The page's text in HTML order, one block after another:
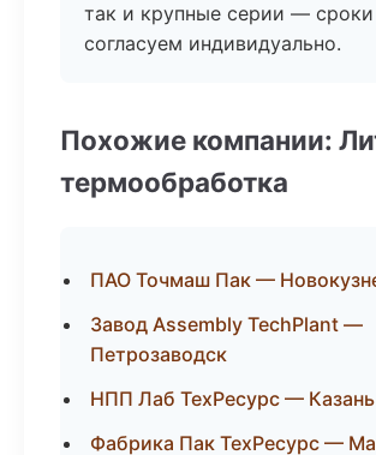
так и крупные серии — сроки
согласуем индивидуально.
Похожие компании:
термообработка
ПАО Точмаш Пак —
Завод Assembly TechPlant —
Петрозаводск
НПП Лаб ТехРесурс — Казань
Фабрика Пак ТехРесурс —